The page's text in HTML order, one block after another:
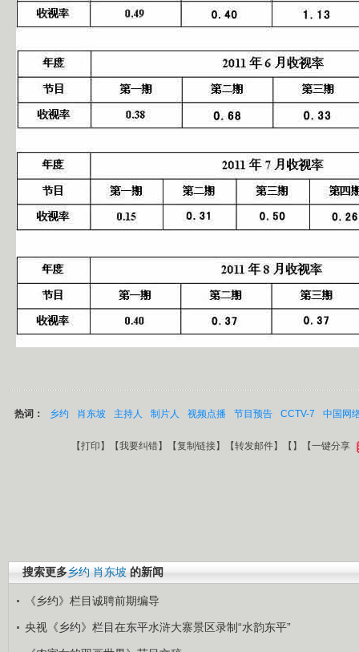
热词： 乡约 肖东坡 主持人 制片人 视频点播 节目预告 CCTV-7 中国网
【打印 】【我要纠错】【复制链接】【转发邮件】【 】 【一键分享
搜索更多乡约 肖东坡 的新闻
《乡约》栏目诚聘前期编导
央视《乡约》栏目在东平水浒大寨景区录制“水韵东平”